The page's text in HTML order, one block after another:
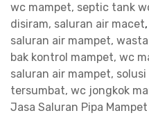
wc mampet, septic tank
disiram, saluran air macet,
saluran air mampet,
bak kontrol mampet, wc
saluran air mampet,
tersumbat, wc jongkok
Jasa Saluran Pipa